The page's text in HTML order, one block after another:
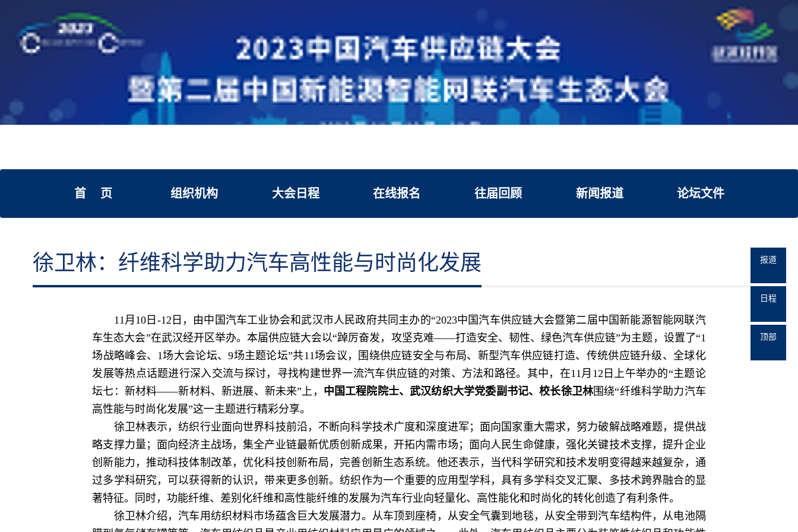
首 页 组织机构 大会日程 在线报名 往届回顾 新闻报道 论坛文件
徐卫林：纤维科学助力汽车高性能与时尚化发展
11月10日-12日，由中国汽车工业协会和武汉市人民政府共同主办的“2023中国汽车供应链大会暨第二届中国新能源智能网联汽
车生态大会”在武汉经开区举办。本届供应链大会以“踔厉奋发，攻坚克难——打造安全、韧性、绿色汽车供应链”为主题，设置了“1
场战略峰会、1场大会论坛、9场主题论坛”共11场会议，围绕供应链安全与布局、新型汽车供应链打造、传统供应链升级、全球化
发展等热点话题进行深入交流与探讨，寻找构建世界一流汽车供应链的对策、方法和路径。其中，在11月12日上午举办的“主题论
坛七：新材料——新材料、新进展、新未来”上， 中国工程院院士、武汉纺织大学党委副书记、校长徐卫林围绕“纤维科学助力汽车
高性能与时尚化发展”这一主题进行精彩分享。
徐卫林表示，纺织行业面向世界科技前沿，不断向科学技术广度和深度进军；面向国家重大需求，努力破解战略难题，提供战
略支撑力量；面向经济主战场，集全产业链最新优质创新成果，开拓内需市场；面向人民生命健康，强化关键技术支撑，提升企业
创新能力，推动科技体制改革，优化科技创新布局，完善创新生态系统。他还表示，当代科学研究和技术发明变得越来越复杂，通
过多学科研究，可以获得新的认识，带来更多创新。纺织作为一个重要的应用型学科，具有多学科交叉汇聚、多技术跨界融合的显
著特征。同时，功能纤维、差别化纤维和高性能纤维的发展为汽车行业向轻量化、高性能化和时尚化的转化创造了有利条件。
徐卫林介绍，汽车用纺织材料市场蕴含巨大发展潜力。从车顶到座椅，从安全气囊到地毯，从安全带到汽车结构件，从电池隔
日程
顶部